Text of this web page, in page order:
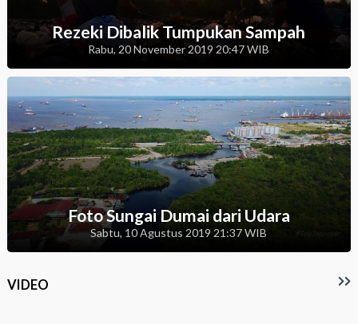
Rezeki Dibalik Tumpukan Sampah
Rabu, 20 November 2019 20:47 WIB
Foto Sungai Dumai dari Udara
Sabtu, 10 Agustus 2019 21:37 WIB
VIDEO